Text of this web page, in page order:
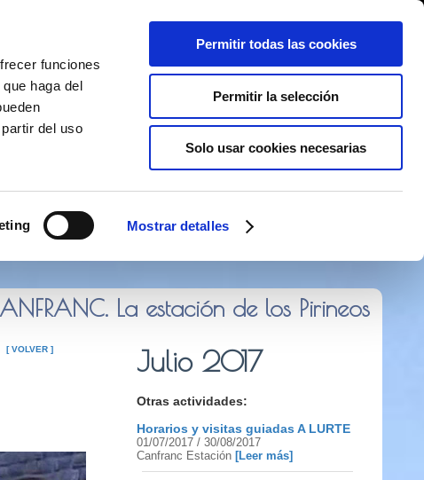
funciones
haga del
del uso
Mostrar detalles
Permitir todas las cookies
Permitir la selección
Solo usar cookies necesarias
La estación de los Pirineos
[ VOLVER ] Julio 2017
Otras actividades:
Horarios y visitas guiadas A LURTE
01/07/2017 / 30/08/2017
Canfranc Estación [Leer más]